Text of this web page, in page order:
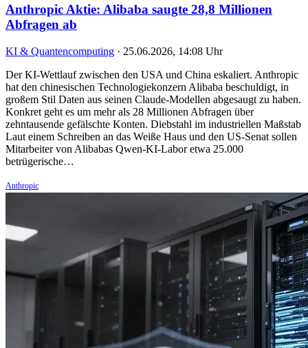
Anthropic Aktie: Alibaba saugte 28,8 Millionen
Abfragen ab
KI & Quantencomputing · 25.06.2026, 14:08 Uhr
Der KI-Wettlauf zwischen den USA und China eskaliert. Anthropic
hat den chinesischen Technologiekonzern Alibaba beschuldigt, in
großem Stil Daten aus seinen Claude-Modellen abgesaugt zu haben.
Konkret geht es um mehr als 28 Millionen Abfragen über
zehntausende gefälschte Konten. Diebstahl im industriellen Maßstab
Laut einem Schreiben an das Weiße Haus und den US-Senat sollen
Mitarbeiter von Alibabas Qwen-KI-Labor etwa 25.000
betrügerische…
Anthropic